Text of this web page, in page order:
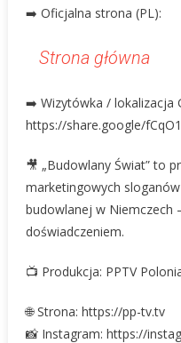
➡️ Oficjalna strona (PL):
Strona główna
➡️ Wizytówka / lokalizacja
https://share.google/
🎥 „Budowlany Świat” to
marketingowych
budowlanej w Niemczech
doświadczeniem.
📺 Produkcja: PPTV
🌐 Strona: https://pp-tv.tv
📸 Instagram: https://